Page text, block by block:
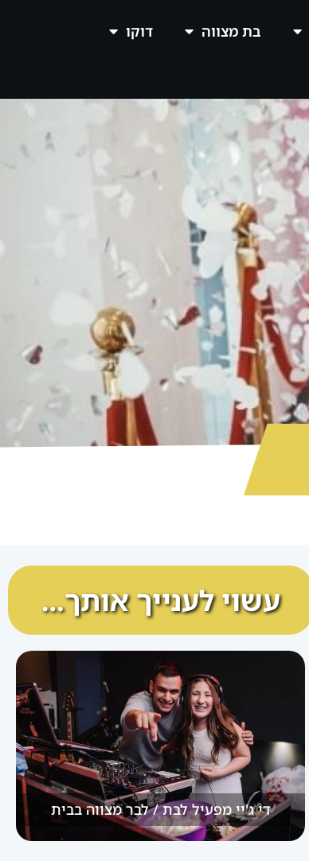
בת מצווה
דוקו
עשוי לענייך אותך…
די ג'יי מפעיל לבת / לבר מצווה בבית